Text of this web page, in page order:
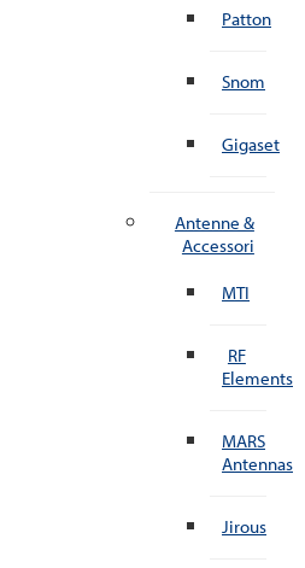
Patton
Snom
Gigaset
Antenne &
Accessori
MTI
RF
Elements
MARS
Antennas
Jirous